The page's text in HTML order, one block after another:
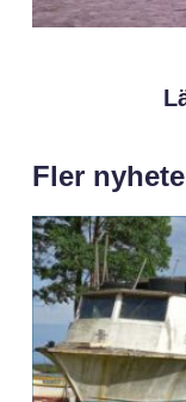
Fler